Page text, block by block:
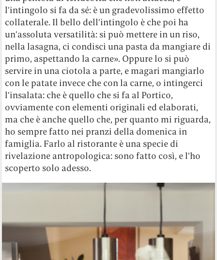
l’intingolo si fa da sé: è un gradevolissimo effetto
collaterale. Il bello dell’intingolo è che poi ha
un’assoluta versatilità: si può mettere in un riso,
nella lasagna, ci condisci una pasta da mangiare di
primo, aspettando la carne». Oppure lo si può
servire in una ciotola a parte, e magari mangiarlo
con le patate invece che con la carne, o intingerci
l’insalata: che è quello che si fa al Portico,
ovviamente con elementi originali ed elaborati,
ma che è anche quello che, per quanto mi riguarda,
ho sempre fatto nei pranzi della domenica in
famiglia. Farlo al ristorante è una specie di
rivelazione antropologica: sono fatto così, e l’ho
scoperto solo adesso.